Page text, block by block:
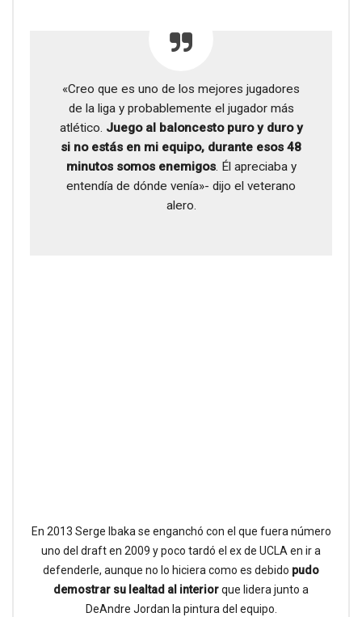
«Creo que es uno de los mejores jugadores
de la liga y probablemente el jugador más
atlético. Juego al baloncesto puro y duro y
si no estás en mi equipo, durante esos 48
minutos somos enemigos. Él apreciaba y
entendía de dónde venía»- dijo el veterano
alero.
En 2013 Serge Ibaka se enganchó con el que fuera número
uno del draft en 2009 y poco tardó el ex de UCLA en ir a
defenderle, aunque no lo hiciera como es debido pudo
demostrar su lealtad al interiorque lidera junto a
DeAndre Jordan la pintura del equipo.